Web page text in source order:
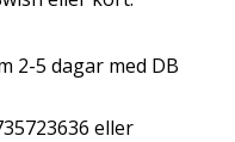
2-5 dagar med DB
eller